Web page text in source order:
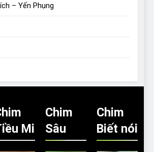
– Yến Phụng
Mi
Chim
Sâu
Chim
Biết nói